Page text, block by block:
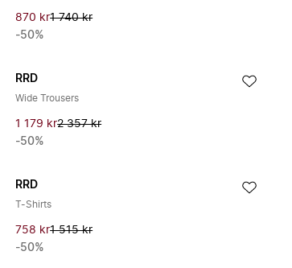
870 kr1 740 kr
-50%
RRD
Wide Trousers
1 179 kr2 357 kr
-50%
RRD
T-Shirts
758 kr1 515 kr
-50%